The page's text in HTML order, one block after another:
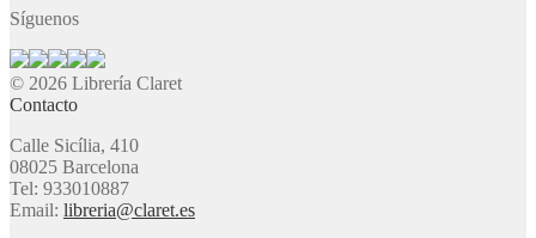
Síguenos
© 2026 Librería Claret
Contacto
Calle Sicília, 410
08025 Barcelona
Tel: 933010887
Email: libreria@claret.es